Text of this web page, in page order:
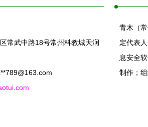
常武中路18号常州科教城天润
789@163.com
青木（
定代表
息安全
制作；